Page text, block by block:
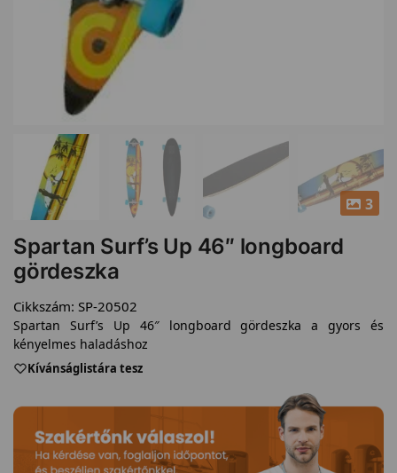
3
Spartan Surf’s Up 46″ longboard
gördeszka
Cikkszám: SP-20502
Spartan Surf’s Up 46″ longboard gördeszka a gyors és
kényelmes haladáshoz
Kívánságlistára tesz